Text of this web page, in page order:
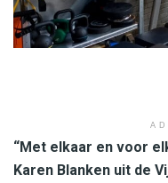
“Met elkaar en voor
Karen Blanken uit de